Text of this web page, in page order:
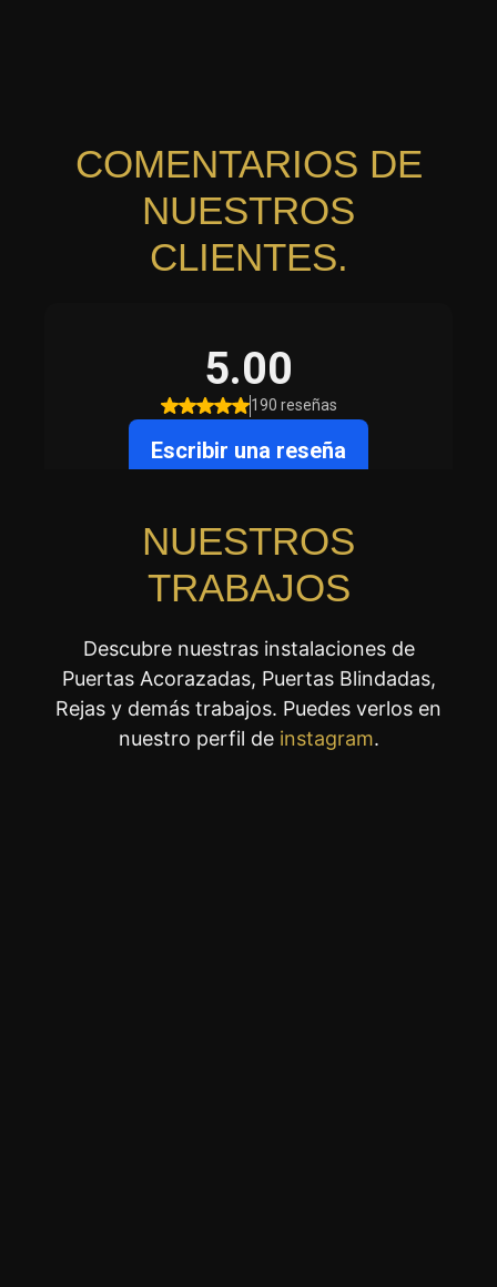
COMENTARIOS DE
NUESTROS
CLIENTES.
NUESTROS
TRABAJOS
Descubre nuestras instalaciones de
Puertas Acorazadas, Puertas Blindadas,
Rejas y demás trabajos. Puedes verlos en
nuestro perfil de instagram.